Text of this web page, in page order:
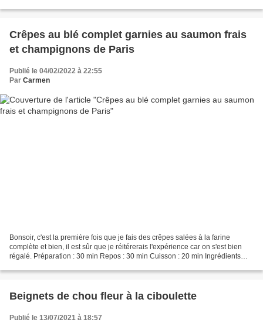
Crêpes au blé complet garnies au saumon frais
et champignons de Paris
Publié le 04/02/2022 à 22:55
Par Carmen
Bonsoir, c'est la première fois que je fais des crêpes salées à la farine
complète et bien, il est sûr que je réitérerais l'expérience car on s'est bien
régalé. Préparation : 30 min Repos : 30 min Cuisson : 20 min Ingrédients
Beignets de chou fleur à la ciboulette
Publié le 13/07/2021 à 18:57